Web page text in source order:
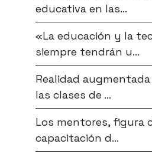
educativa en las...
«La educación y la
siempre tendrán u...
Realidad
las clases de ...
Los mentores, figura
capacitación d...